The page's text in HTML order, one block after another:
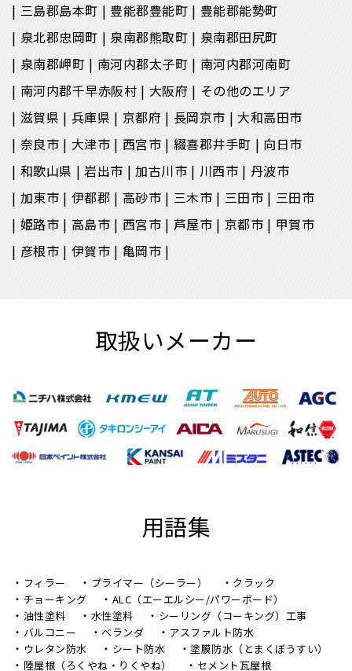
三島郡島本町
豊能郡豊能町
豊能郡能勢町
泉北郡忠岡町
泉南郡熊取町
泉南郡田尻町
泉南郡岬町
南河内郡太子町
南河内郡河南町
南河内郡千早赤阪村
大阪府
その他のエリア
滋賀県
兵庫県 京都府 長岡京市
大和高田市
奈良市
大津市 西宮市 綴喜郡井手町
向日市
和歌山県
岩出市 加古川市 川西市
丹波市
加東市
伊都郡 高砂市 三木市 三田市
三田市
姫路市
高島市 西宮市 芦屋市 京都市
甲賀市
彦根市
伊賀市 亀岡市
取扱いメーカー
用語集
フィラー プライマー（シーラー）
クラック
チョーキング
ALC（エーエルシー/パワーボード）
油性塗料
水性塗料
シーリング（コーキング）工事
バルコニー
ベランダ
アスファルト防水
ウレタン防水
シート防水
塗膜防水（とまくぼうすい）
陸屋根（ろくやね・りくやね）
セメント瓦屋根